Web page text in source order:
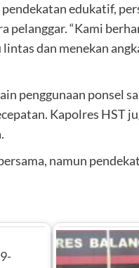
edukatif,
pelanggar. “Kami
dan menekan
penggunaan ponsel
Kapolres HST
namun